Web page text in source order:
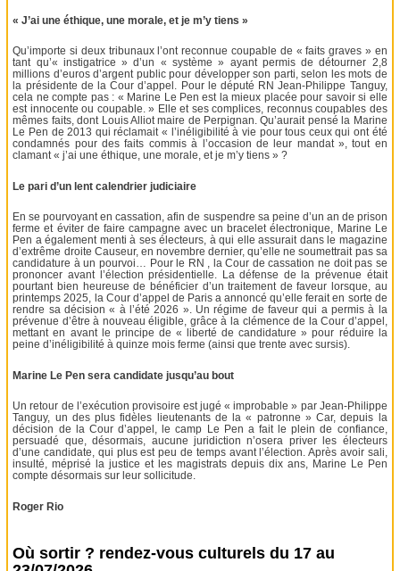
« J’ai une éthique, une morale, et je m’y tiens »
Qu’importe si deux tribunaux l’ont reconnue coupable de « faits graves » en
tant qu’« instigatrice » d’un « système » ayant permis de détourner 2,8
millions d’euros d’argent public pour développer son parti, selon les mots de
la présidente de la Cour d’appel. Pour le député RN Jean-Philippe Tanguy,
cela ne compte pas : « Marine Le Pen est la mieux placée pour savoir si elle
est innocente ou coupable. » Elle et ses complices, reconnus coupables des
mêmes faits, dont Louis Alliot maire de Perpignan. Qu’aurait pensé la Marine
Le Pen de 2013 qui réclamait « l’inéligibilité à vie pour tous ceux qui ont été
condamnés pour des faits commis à l’occasion de leur mandat », tout en
clamant « j’ai une éthique, une morale, et je m’y tiens » ?
Le pari d’un lent calendrier judiciaire
En se pourvoyant en cassation, afin de suspendre sa peine d’un an de prison
ferme et éviter de faire campagne avec un bracelet électronique, Marine Le
Pen a également menti à ses électeurs, à qui elle assurait dans le magazine
d’extrême droite Causeur, en novembre dernier, qu’elle ne soumettrait pas sa
candidature à un pourvoi… Pour le RN , la Cour de cassation ne doit pas se
prononcer avant l’élection présidentielle. La défense de la prévenue était
pourtant bien heureuse de bénéficier d’un traitement de faveur lorsque, au
printemps 2025, la Cour d’appel de Paris a annoncé qu’elle ferait en sorte de
rendre sa décision « à l’été 2026 ». Un régime de faveur qui a permis à la
prévenue d’être à nouveau éligible, grâce à la clémence de la Cour d’appel,
mettant en avant le principe de « liberté de candidature » pour réduire la
peine d’inéligibilité à quinze mois ferme (ainsi que trente avec sursis).
Marine Le Pen sera candidate jusqu’au bout
Un retour de l’exécution provisoire est jugé « improbable » par Jean-Philippe
Tanguy, un des plus fidèles lieutenants de la « patronne » Car, depuis la
décision de la Cour d’appel, le camp Le Pen a fait le plein de confiance,
persuadé que, désormais, aucune juridiction n’osera priver les électeurs
d’une candidate, qui plus est peu de temps avant l’élection. Après avoir sali,
insulté, méprisé la justice et les magistrats depuis dix ans, Marine Le Pen
compte désormais sur leur sollicitude.
Roger Rio
Où sortir ? rendez-vous culturels du 17 au